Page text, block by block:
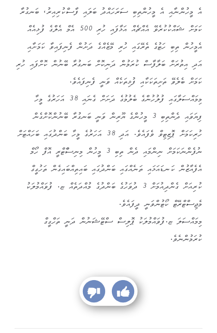
އެ މީހުންނާއި އެ މީހުންތިބި ސަރަހައްދު ބަލައި ފާސްކުރިއިރު، ބަނގުރާ
ކަމަށް ޝައްކުކުރެވޭ އެއްޗެއް އަޅާފައި ހުރި 500 އެމް އެލްގެ ފުޅިއެއް
އެމީހުން ތިބި ހަޓުގެ ތެރޭގައި ހުރި މޭޒެއްގެ ދަށުން ފެނިފައިވާ ކަމަށާއި
އަދި އިތުރަށް ބަލާފާސް ކުރަމުން ދަނިކޮށް ބަނގުރާ ބޭނުން ކޮށްފައި ހުރި
ކަމަށް ބެލެވޭ ތަށިތަކަކާއި ފުޅިތަކެއް ވަނީ ފެނިފައެވެ.
މިމައްސަލާގައި ފުލުހުންގެ ބެލުމުގެ ދަށަށް ގެނައި 38 އަހަރުގެ މީހާ
ފިޔަވައި ދެންތިބި 3 މީހުންގެ ޔޫރިން ވަނީ ބަނގުރާ ބޭނުންކޮށްގެން
ހުރިކަމަށް ޕޮޒިޓިވް ވެފައެވެ. އަދި 38 އަހަރުގެ މީހާ ބަންދުގައި ބަހައްޓަށް
ނުފެންނަކަމަށް ނިންމައި ދެން ތިބި 3 މީހުން މިނިސްްޓްރީ އޮފް ހޯމް
އެފެއާޒުން ކަނޑައަޅައި ތަނެއްގައި ބަންދުގައި ބައިތިއްބައިގެން ތަހުގީގް
ކުރިއަށް ގެންދިއުމަށް 3 ދުވަހުގެ ބަންދުގެ މުއްދަތެއް ޏ. ފުވައްމުލަކު
މެޖިސްޓްރޭޓް ކޯޓުންވަނީ ދީފައެވެ.
މިމައްސަލަ ޏ.ފުވައްމުލަކު ޕޮލިސް ސްޓޭޝަނުން ދަނީ ތަހްގީގް
ކުރަމުންނެވެ.